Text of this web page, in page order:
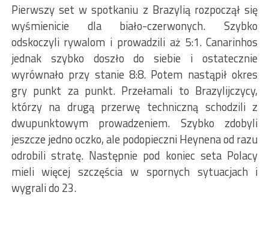
Pierwszy set w spotkaniu z Brazylią rozpoczął się
wyśmienicie dla biało-czerwonych. Szybko
odskoczyli rywalom i prowadzili aż 5:1. Canarinhos
jednak szybko doszło do siebie i ostatecznie
wyrównało przy stanie 8:8. Potem nastąpił okres
gry punkt za punkt. Przełamali to Brazylijczycy,
którzy na drugą przerwę techniczną schodzili z
dwupunktowym prowadzeniem. Szybko zdobyli
jeszcze jedno oczko, ale podopieczni Heynena od razu
odrobili stratę. Następnie pod koniec seta Polacy
mieli więcej szczęścia w spornych sytuacjach i
wygrali do 23.